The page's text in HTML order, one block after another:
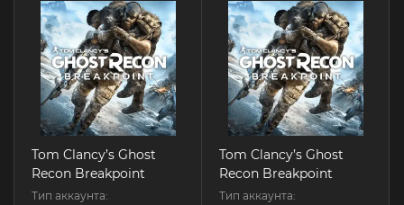
Tom Clancy’s Ghost
Recon Breakpoint
Тип аккаунта:
Tom Clancy’s Ghost
Recon Breakpoint
Тип аккаунта: